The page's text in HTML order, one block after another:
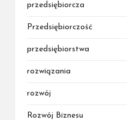
przedsiębiorcza
Przedsiębiorczość
przedsiębiorstwa
rozwiązania
rozwój
Rozwój Biznesu